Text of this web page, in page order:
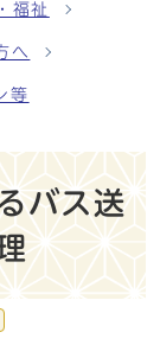
福祉
へ
等
バス送